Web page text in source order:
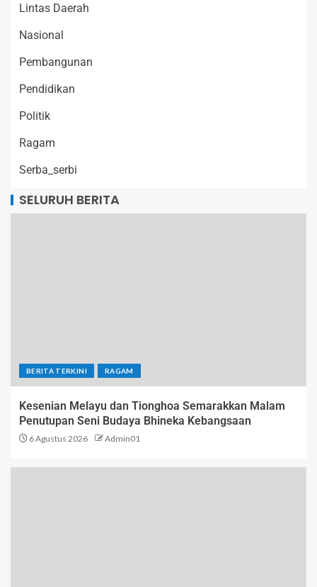
Lintas Daerah
Nasional
Pembangunan
Pendidikan
Politik
Ragam
Serba_serbi
SELURUH BERITA
BERITA TERKINI RAGAM
Kesenian Melayu dan Tionghoa Semarakkan Malam
Penutupan Seni Budaya Bhineka Kebangsaan
6 Agustus 2026 Admin01